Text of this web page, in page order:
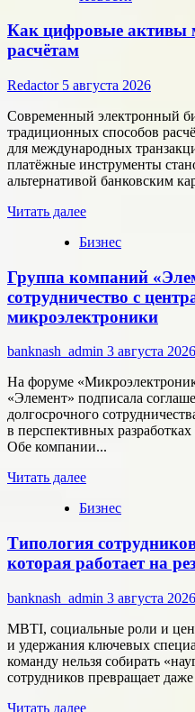
Как цифровые активы
расчётам
Redactor 5 августа 2026
Современный электронный
традиционных способов
для международных
платёжные инструменты
альтернативой банковским
Читать далееПрочитать
о
цифровые
активы
меняют
подход
онлайн-
Бизнес
Группа компаний
сотрудничество с
микроэлектроники
banknash_admin 3 августа 2026
На форуме
«Элемент» подписала
долгосрочного
в перспективных
Обе компании...
Читать далееПрочитать
о
компаний
«Элемент»
развивает
сотрудничество
с
центрами
разработки
в
области
Бизнес
Типология
которая работает на
banknash_admin 3 августа 2026
MBTI, социальные роли и
и удержания ключевых
команду нельзя собирать
сотрудников превращает
Читать далееПрочитать